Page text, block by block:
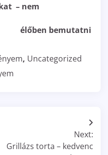
– nem
bemutatni
, Uncategorized
Next:
Grillázs torta – kedvenc